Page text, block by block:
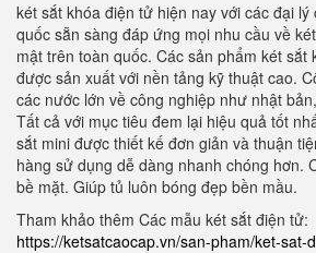
két sắt khóa điện tử hiện nay với các đại
quốc sẵn sàng đáp ứng mọi nhu cầu về
mật trên toàn quốc. Các sản phẩm két sắt
được sản xuất với nền tảng kỹ thuật cao.
các nước lớn về công nghiệp như nhật
Tất cả với mục tiêu đem lại hiệu quả tốt
sắt mini được thiết kế đơn giản và thuận
hàng sử dụng dễ dàng nhanh chóng hơn.
bề mặt. Giúp tủ luôn bóng đẹp bền mầu.
Tham khảo thêm Các mẫu két sắt điện tử:
https://ketsatcaocap.vn/san-pham/ket-sat-